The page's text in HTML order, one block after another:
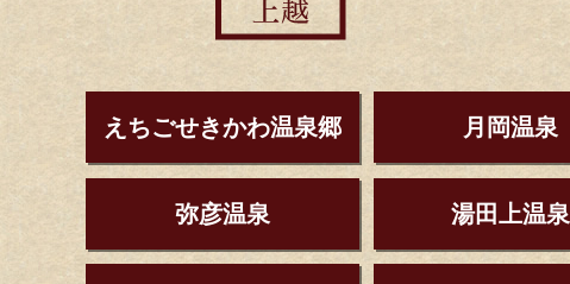
えちごせきかわ温泉郷 月岡温泉
弥彦温泉 湯田上温泉